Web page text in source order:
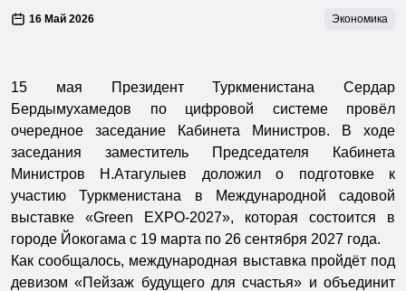
16 Май 2026 Экономика
15 мая Президент Туркменистана Сердар
Бердымухамедов по цифровой системе провёл
очередное заседание Кабинета Министров. В ходе
заседания заместитель Председателя Кабинета
Министров Н.Атагулыев доложил о подготовке к
участию Туркменистана в Международной садовой
выставке «Green EXPO-2027», которая состоится в
городе Йокогама с 19 марта по 26 сентября 2027 года.
Как сообщалось, международная выставка пройдёт под
девизом «Пейзаж будущего для счастья» и объединит